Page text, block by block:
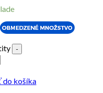
-
do košíka